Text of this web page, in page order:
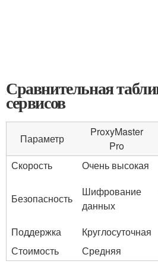
Сравнительная
сервисов
Параметр
ProxyMaster
Pro
Скорость
Очень высокая
Безопасность
Шифрование
данных
Поддержка
Круглосуточная
Стоимость
Средняя